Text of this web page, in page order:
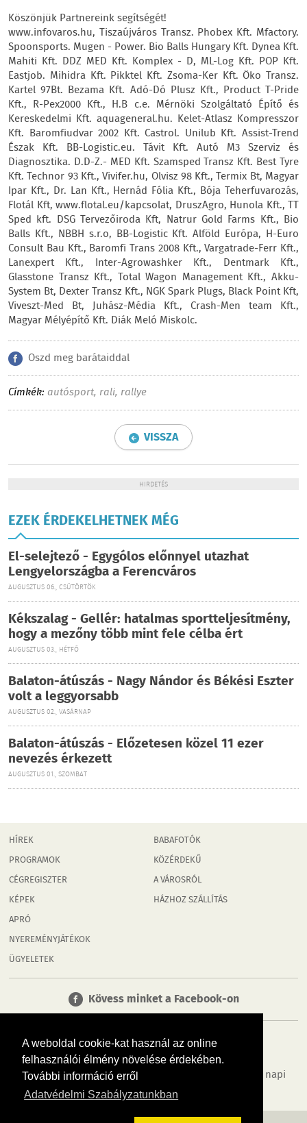
A weboldal cookie-kat használ az online
felhasználói élmény növelése érdekében.
További információ erről
Adatvédelmi Szabályzatunkban
Köszönjük Partnereink segítségét!
www.infovaros.hu, Tiszaújváros Transz. Phobex Kft. Mfactory.
Spoonsports. Mugen - Power. Bio Balls Hungary Kft. Dynea Kft.
Mahiti Kft. DDZ MED Kft. Komplex - D, ML-Log Kft. POP Kft.
Eastjob. Mihidra Kft. Pikktel Kft. Zsoma-Ker Kft. Öko Transz.
Kartel 97Bt. Bezama Kft. Adó-Dó Plusz Kft., Product T-Pride
Kft., R-Pex2000 Kft., H.B c.e. Mérnöki Szolgáltató Építő és
Kereskedelmi Kft. aquageneral.hu. Kelet-Atlasz Kompresszor
Kft. Baromfiudvar 2002 Kft. Castrol. Unilub Kft. Assist-Trend
Észak Kft. BB-Logistic.eu. Távit Kft. Autó M3 Szerviz és
Diagnosztika. D.D-Z.- MED Kft. Szamsped Transz Kft. Best Tyre
Kft. Technor 93 Kft., Vivifer.hu, Olvisz 98 Kft., Termix Bt, Magyar
Ipar Kft., Dr. Lan Kft., Hernád Fólia Kft., Bója Teherfuvarozás,
Flotál Kft, www.flotal.eu/kapcsolat, DruszAgro, Hunola Kft., TT
Sped kft. DSG Tervezőiroda Kft, Natrur Gold Farms Kft., Bio
Balls Kft., NBBH s.r.o, BB-Logistic Kft. Alföld Európa, H-Euro
Consult Bau Kft., Baromfi Trans 2008 Kft., Vargatrade-Ferr Kft.,
Lanexpert Kft., Inter-Agrowashker Kft., Dentmark Kft.,
Glasstone Transz Kft., Total Wagon Management Kft., Akku-
System Bt, Dexter Transz Kft., NGK Spark Plugs, Black Point Kft,
Viveszt-Med Bt, Juhász-Média Kft., Crash-Men team Kft.,
Magyar Mélyépítő Kft. Diák Meló Miskolc.
Oszd meg barátaiddal
Címkék: autósport, rali, rallye
VISSZA
HIRDETÉS
EZEK ÉRDEKELHETNEK MÉG
El-selejtező - Egygólos előnnyel utazhat
Lengyelországba a Ferencváros
AUGUSZTUS 06., CSÜTÖRTÖK
Kékszalag - Gellér: hatalmas sportteljesítmény,
hogy a mezőny több mint fele célba ért
AUGUSZTUS 03., HÉTFŐ
Balaton-átúszás - Nagy Nándor és Békési Eszter
volt a leggyorsabb
AUGUSZTUS 02., VASÁRNAP
Balaton-átúszás - Előzetesen közel 11 ezer
nevezés érkezett
AUGUSZTUS 01., SZOMBAT
HÍREK
PROGRAMOK
CÉGREGISZTER
KÉPEK
APRÓ
NYEREMÉNYJÁTÉKOK
ÜGYELETEK
BABAFOTÓK
KÖZÉRDEKŰ
A VÁROSRÓL
HÁZHOZ SZÁLLÍTÁS
Kövess minket a Facebook-on
Tudj meg többet városodról! Hírek, programok, képek, napi
menü, cégek…. és minden, ami Tatabánya